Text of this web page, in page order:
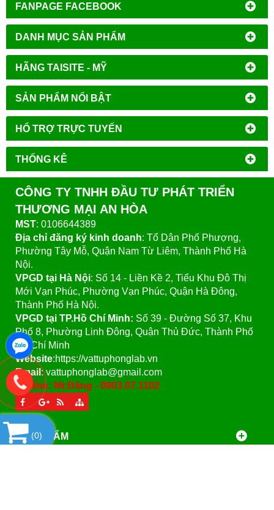
FANPAGE FACEBOOK
DANH MỤC SẢN PHẨM
HÃNG TAISITE - MỸ
SẢN PHẨM NỔI BẬT
HỔ TRỢ TRỰC TUYẾN
THỐNG KÊ
CÔNG TY TNHH ĐẦU TƯ PHÁT TRIỂN
THƯƠNG MẠI AN HÒA
MST: 0106644389
Địa chỉ đăng ký kinh doanh: Tổ Dân Phố Phượng,
Phường Tây Mỗ, Quận Nam Từ Liêm, Thành Phố Hà
Nội.
VPGD tại Hà Nội: Số 14 - Liền Kề 2, Tiểu Khu Đô Thị
Mới Vạn Phúc, Phường Vạn Phúc, Quận Hà Đông,
Thành Phố Hà Nội.
VPGD tại TP.Hồ Chí Minh: Số 39 - Đường Số 37, Khu
Phố 8, Phường Linh Đông, Quận Thủ Đức, Thành Phố
Hồ Chí Minh
Website:https://vattuphonglab.vn
Email : vattuphonglab@gmail.com
Hotline: Mr.Đăng - 0903.07.1102
SẢN PHẨM
(0)